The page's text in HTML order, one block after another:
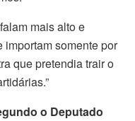
mais alto e
importam somente por
que pretendia trair o
o Deputado